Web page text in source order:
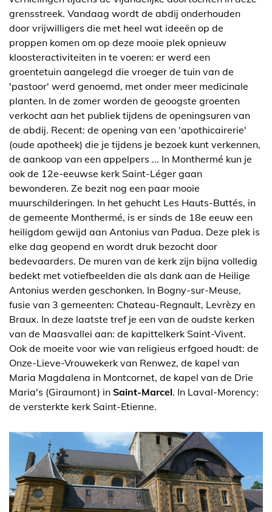
grensstreek. Vandaag wordt de abdij onderhouden
door vrijwilligers die met heel wat ideeën op de
proppen komen om op deze mooie plek opnieuw
kloosteractiviteiten in te voeren: er werd een
groentetuin aangelegd die vroeger de tuin van de
'pastoor' werd genoemd, met onder meer medicinale
planten. In de zomer worden de geoogste groenten
verkocht aan het publiek tijdens de openingsuren van
de abdij. Recent: de opening van een 'apothicairerie'
(oude apotheek) die je tijdens je bezoek kunt verkennen,
de aankoop van een appelpers ... In Monthermé kun je
ook de 12e-eeuwse kerk Saint-Léger gaan
bewonderen. Ze bezit nog een paar mooie
muurschilderingen. In het gehucht Les Hauts-Buttés, in
de gemeente Monthermé, is er sinds de 18e eeuw een
heiligdom gewijd aan Antonius van Padua. Deze plek is
elke dag geopend en wordt druk bezocht door
bedevaarders. De muren van de kerk zijn bijna volledig
bedekt met votiefbeelden die als dank aan de Heilige
Antonius werden geschonken. In Bogny-sur-Meuse,
fusie van 3 gemeenten: Chateau-Regnault, Levrèzy en
Braux. In deze laatste tref je een van de oudste kerken
van de Maasvallei aan: de kapittelkerk Saint-Vivent.
Ook de moeite voor wie van religieus erfgoed houdt: de
Onze-Lieve-Vrouwekerk van Renwez, de kapel van
Maria Magdalena in Montcornet, de kapel van de Drie
Maria's (Giraumont) in Saint-Marcel. In Laval-Morency:
de versterkte kerk Saint-Etienne.